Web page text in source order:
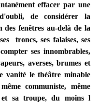
effacerpar une
deconsidérerla
desfenêtres au-delà dela
ses troncs, ses falaises, ses
compterses innombrables,
averses, brumeset
vanité lethéâtreminable
mêmecommuniste,même
et sa troupe, du moins l